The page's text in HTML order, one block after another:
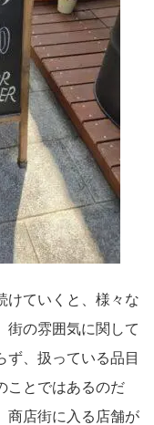
けていくと、様々な
街の雰囲気に関して
ず、扱っている品目
ことではあるのだ
商店街に入る店舗が